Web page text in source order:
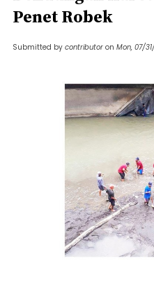
Penet Robek
Submitted by contributor on Mon, 07/